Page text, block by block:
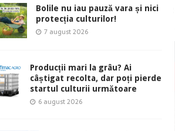
Bolile nu iau pauză vara și nici
protecția culturilor!
7 august 2026
Producții mari la grâu? Ai
câștigat recolta, dar poți pierde
startul culturii următoare
6 august 2026